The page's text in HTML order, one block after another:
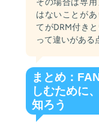
その場合は専
はないことが
てがDRM付き
って違いがある
まとめ：
しむために
知ろう